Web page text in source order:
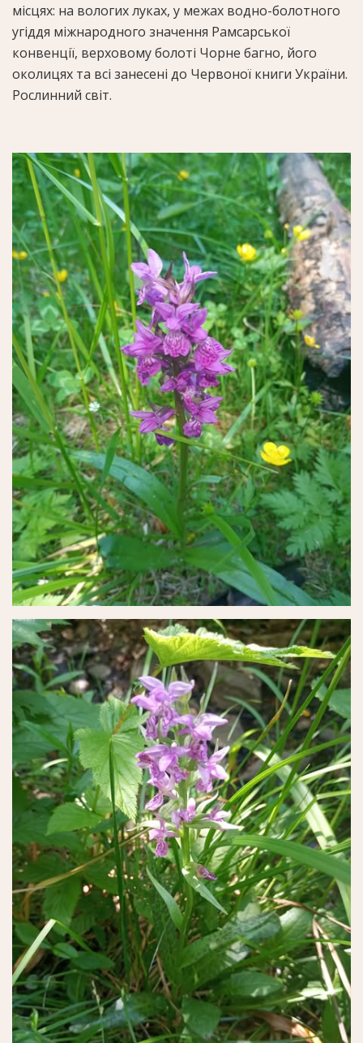
місцях: на вологих луках, у межах водно-болотного
угіддя міжнародного значення Рамсарської
конвенції, верховому болоті Чорне багно, його
околицях та всі занесені до Червоної книги України.
Рослинний світ.